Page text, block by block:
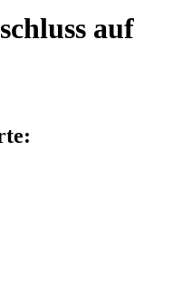
auf